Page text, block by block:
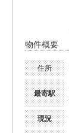
物件概要
住所
最寄駅
現況